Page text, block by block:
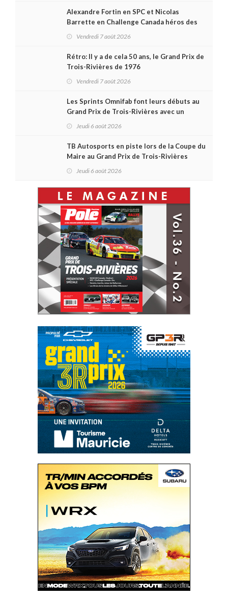
Alexandre Fortin en SPC et Nicolas
Barrette en Challenge Canada héros des
Vendredi 7 août 2026
Rétro: Il y a de cela 50 ans, le Grand Prix de
Trois-Rivières de 1976
Vendredi 7 août 2026
Les Sprints Omnifab font leurs débuts au
Grand Prix de Trois-Rivières avec un
Jeudi 6 août 2026
TB Autosports en piste lors de la Coupe du
Maire au Grand Prix de Trois-Rivières
Jeudi 6 août 2026